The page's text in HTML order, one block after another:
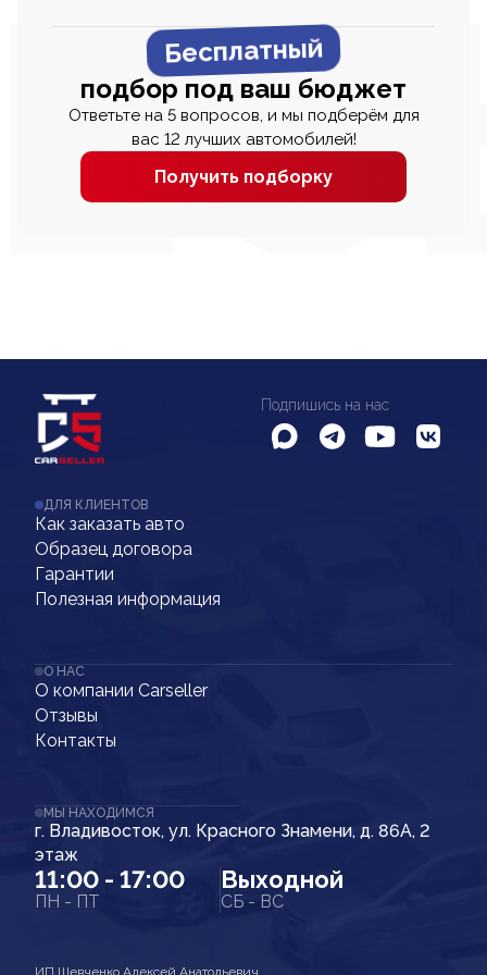
Бесплатный
подбор под ваш бюджет
Ответьте на 5 вопросов, и мы подберём для
вас 12 лучших автомобилей!
Получить подборку
Подпишись на нас
ДЛЯ КЛИЕНТОВ
Как заказать авто
Образец договора
Гарантии
Полезная информация
О НАС
О компании Carseller
Отзывы
Контакты
МЫ НАХОДИМСЯ
г. Владивосток, ул. Красного Знамени, д. 86А, 2
этаж
11:00 - 17:00
ПН - ПТ
Выходной
СБ - ВС
ИП Шевченко Алексей Анатольевич